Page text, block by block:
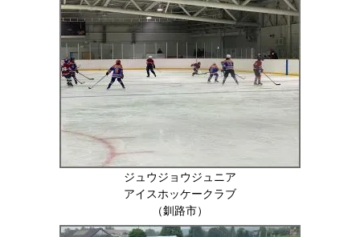
ジュウジョウジュニア
アイスホッケークラブ
（釧路市）